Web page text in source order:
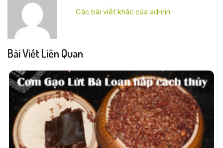
Các bài viết khác của admin
Bài Viết Liên Quan